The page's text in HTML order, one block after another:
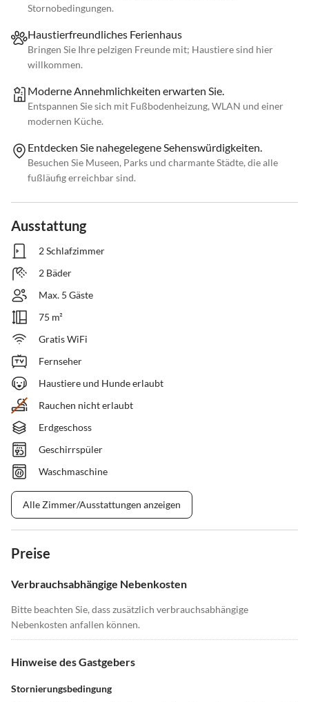
Stornobedingungen.
Haustierfreundliches Ferienhaus
Bringen Sie Ihre pelzigen Freunde mit; Haustiere sind hier
willkommen.
Moderne Annehmlichkeiten erwarten Sie.
Entspannen Sie sich mit Fußbodenheizung, WLAN und einer
modernen Küche.
Entdecken Sie nahegelegene Sehenswürdigkeiten.
Besuchen Sie Museen, Parks und charmante Städte, die alle
fußläufig erreichbar sind.
Ausstattung
2 Schlafzimmer
2 Bäder
Max. 5 Gäste
75 m²
Gratis WiFi
Fernseher
Haustiere und Hunde erlaubt
Rauchen nicht erlaubt
Erdgeschoss
Geschirrspüler
Waschmaschine
Alle Zimmer/Ausstattungen anzeigen
Preise
Verbrauchsabhängige Nebenkosten
Bitte beachten Sie, dass zusätzlich verbrauchsabhängige
Nebenkosten anfallen können.
Hinweise des Gastgebers
Stornierungsbedingung